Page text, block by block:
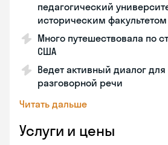
педагогический
историческим факультетом
Много путешествовала по
США
Ведет активный диалог для
разговорной речи
Читать дальше
Услуги и цены